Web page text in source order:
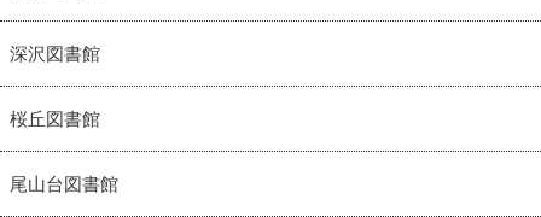
深沢図書館
桜丘図書館
尾山台図書館